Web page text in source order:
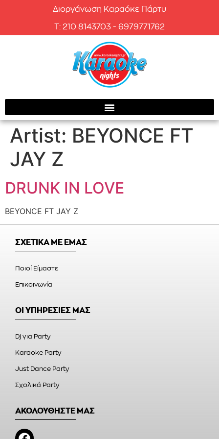
Διοργάνωση Καραόκε Πάρτυ
T: 210 8143703 - 6979771762
Artist: BEYONCE FT
JAY Z
DRUNK IN LOVE
BEYONCE FT JAY Z
ΣΧΕΤΙΚΑ ΜΕ ΕΜΑΣ
Ποιοί Είμαστε
Επικοινωνία
ΟΙ ΥΠΗΡΕΣΙΕΣ ΜΑΣ
Dj για Party
Karaoke Party
Just Dance Party
Σχολικά Party
ΑΚΟΛΟΥΘΗΣΤΕ ΜΑΣ